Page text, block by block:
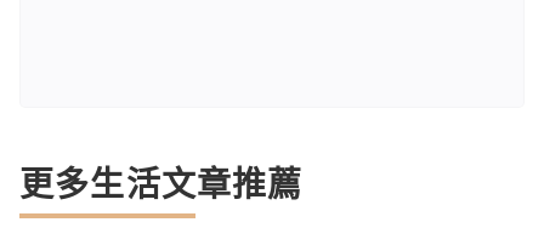
更多生活文章推薦